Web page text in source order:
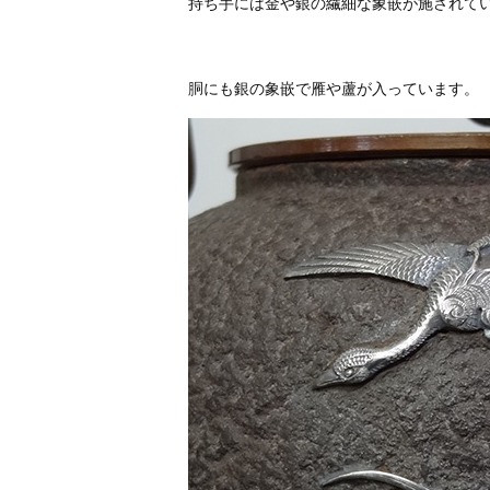
胴にも銀の象嵌で雁や蘆が入っています。